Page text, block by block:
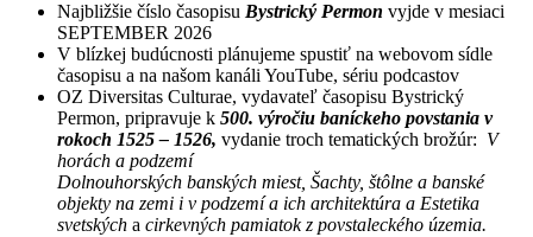
Najbližšie číslo časopisu Bystrický Permon vyjde v mesiaci
SEPTEMBER 2026
V blízkej budúcnosti plánujeme spustiť na webovom sídle
časopisu a na našom kanáli YouTube, sériu podcastov
OZ Diversitas Culturae, vydavateľ časopisu Bystrický
Permon, pripravuje k 500. výročiu baníckeho povstania v
rokoch 1525 – 1526, vydanie troch tematických brožúr: V
horách a podzemí
Dolnouhorských banských miest, Šachty, štôlne a banské
objekty na zemi i v podzemí a ich architektúra a Estetika
svetských a cirkevných pamiatok z povstaleckého územia.